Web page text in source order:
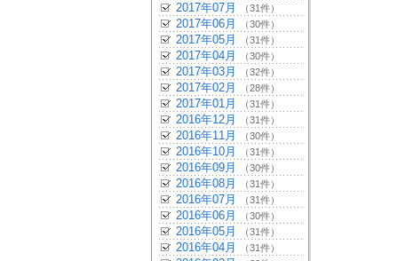
2017年07月 （31件）
2017年06月 （30件）
2017年05月 （31件）
2017年04月 （30件）
2017年03月 （32件）
2017年02月 （28件）
2017年01月 （31件）
2016年12月 （31件）
2016年11月 （30件）
2016年10月 （31件）
2016年09月 （30件）
2016年08月 （31件）
2016年07月 （31件）
2016年06月 （30件）
2016年05月 （31件）
2016年04月 （31件）